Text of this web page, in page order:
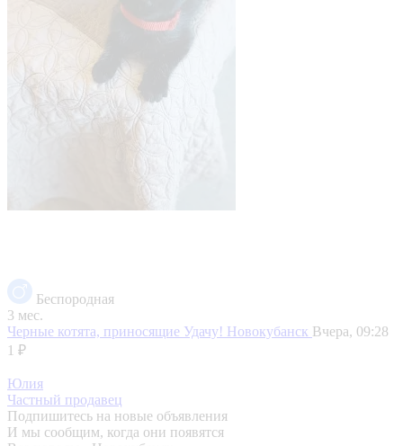
Беспородная
3 мес.
Черные котята, приносящие Удачу! Новокубанск Вчера, 09:28
1 ₽
Юлия
Частный продавец
Подпишитесь на новые объявления
И мы сообщим, когда они появятся